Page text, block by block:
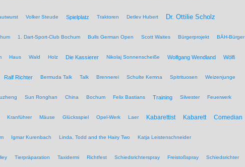
Volker Steude Spielplatz Traktoren Detlev Hubert Dr. Ottilie Scholz
1. Dart-Sport-Club Bochum Bulls German Open Scott Waites Bürgerprojekt BÄH-Bürger
Haus Wald Holz Die Kassierer Nikolaj Sonnenscheiße Wolfgang Wendland Wölfi
Ralf Richter Bermuda Talk Talk Brennerei Schulte Kemna Spitrituosen Weizenjunge
Sun Ronghan China Bochum Felix Bastians Training Silvester Feuerwerk
Kranführer Mäuse Glücksspiel Opel-Werk Laer Kabarettist Kabarett Comedian
Igmar Kurenbach Linda, Todd and the Hairy Two Katja Leistenschneider
Tierpräparation Taxidermi Richtfest Schiedsrichterspray Freistoßspray Schiedsrichter